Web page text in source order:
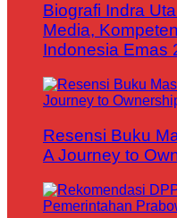
Biografi Indra
Media,
Indonesia Emas
Resensi Buku
A Journey to